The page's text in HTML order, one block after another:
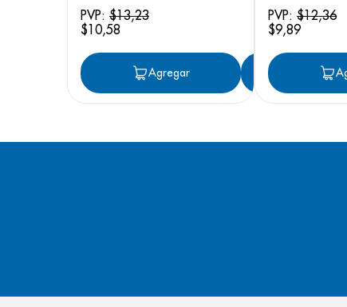
unidades
PVP: $13,23
$10,58
Agregar
small/
unidades
PVP:$12,36
$9,89